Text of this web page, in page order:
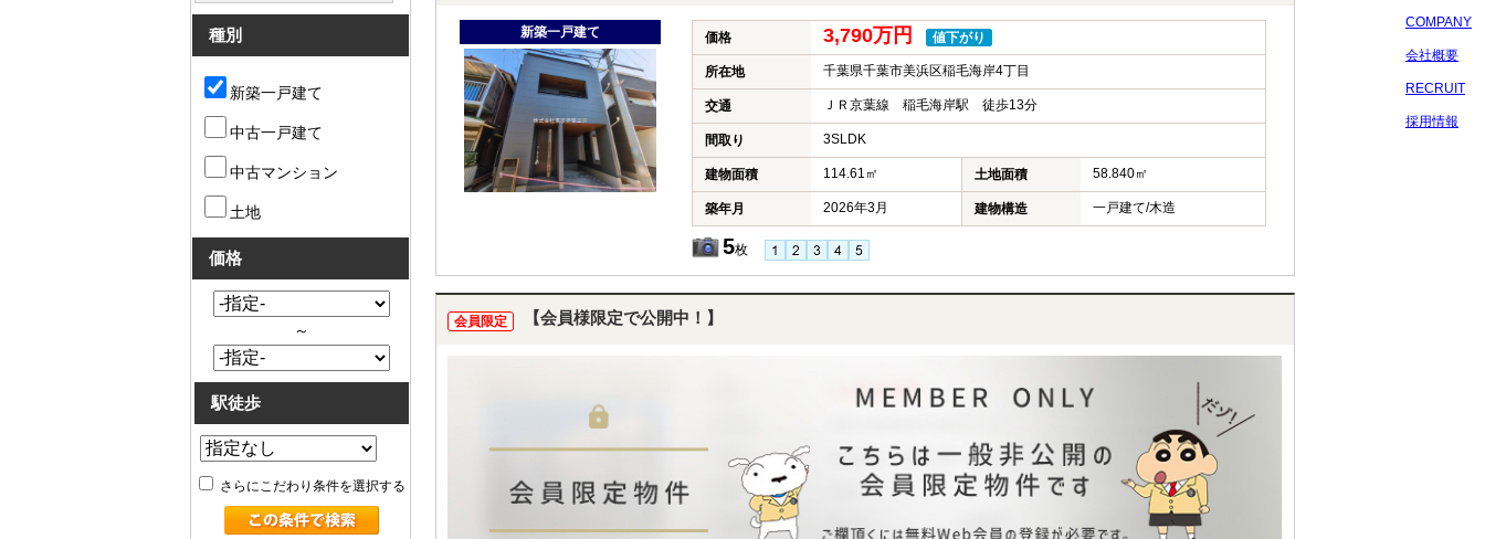
COMPANY
会社概要
RECRUIT
採用情報
新築一戸建て 価格 3,790万円 値下がり
所在地 千葉県千葉市美浜区稲毛海岸4丁目
交通 ＪＲ京葉線 稲毛海岸駅 徒歩13分
間取り 3SLDK
建物面積 114.61㎡ 土地面積 58.840㎡
築年月 2026年3月 建物構造 一戸建て/木造
5枚
会員限定 【会員様限定で公開中！】
種別
新築一戸建て
中古一戸建て
中古マンション
土地
価格
～
駅徒歩
さらにこだわり条件を選択する